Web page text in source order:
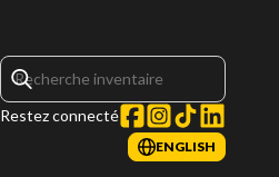
Restez connecté
ENGLISH